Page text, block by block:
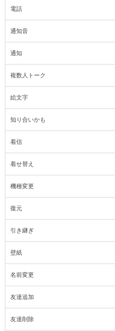
電話
通知音
通知
複数人トーク
絵文字
知り合いかも
着信
着せ替え
機種変更
復元
引き継ぎ
壁紙
名前変更
友達追加
友達削除